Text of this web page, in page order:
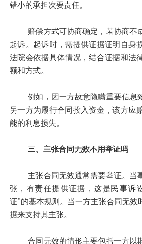
错小的承担次要责任。
赔偿方式可协商确定，若协商不
起诉。起诉时，需提供证据证明自身
法院会依据具体情况，结合证据和法
额和方式。
例如，因一方故意隐瞒重要信息致
另一方为履行合同投入资金，该方应
能的利息损失。
三、主张合同无效不用举证吗
主张合同无效通常需要举证。当
张，有责任提供证据，这是民事诉
证”的基本规则。当一方主张合同无效
据来支持其主张。
合同无效的情形主要包括一方以